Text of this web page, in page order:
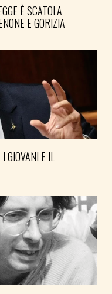
È SCATOLA
E GORIZIA
GIOVANI E IL